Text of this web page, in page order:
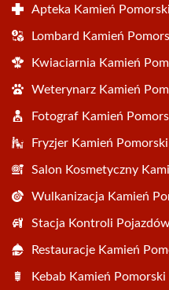
Apteka Kamień Pomorski
Lombard Kamień
Kwiaciarnia Kamień
Weterynarz Kamień
Fotograf Kamień
Fryzjer Kamień Pomorski
Salon Kosmetyczny
Wulkanizacja Kamień
Stacja Kontroli
Restauracje Kamień
Kebab Kamień Pomorski